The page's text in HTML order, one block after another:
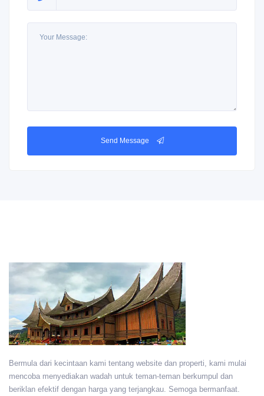
Send Message
Bermula dari kecintaan kami tentang website dan properti, kami mulai
mencoba menyediakan wadah untuk teman-teman berkumpul dan
beriklan efektif dengan harga yang terjangkau. Semoga bermanfaat.